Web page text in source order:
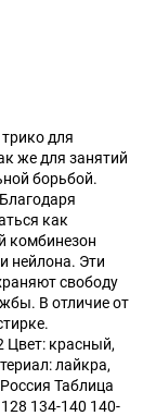
для
же для занятий
борьбой.
как
комбинезон
нейлона. Эти
свободу
В отличие от
Цвет: красный,
лайкра,
Таблица
134-140 140-